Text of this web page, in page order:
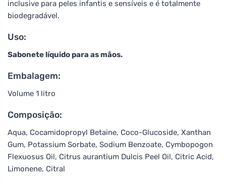
inclusive para peles infantis e sensíveis e é totalmente
biodegradável.
Uso:
Sabonete líquido para as mãos.
Embalagem:
Volume 1 litro
Composição:
Aqua, Cocamidopropyl Betaine, Coco-Glucoside, Xanthan
Gum, Potassium Sorbate, Sodium Benzoate, Cymbopogon
Flexuosus Oil, Citrus aurantium Dulcis Peel Oil, Citric Acid,
Limonene, Citral